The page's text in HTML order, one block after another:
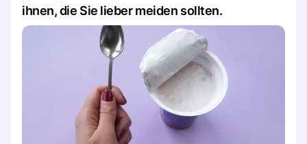
ihnen, die Sie lieber meiden sollten.